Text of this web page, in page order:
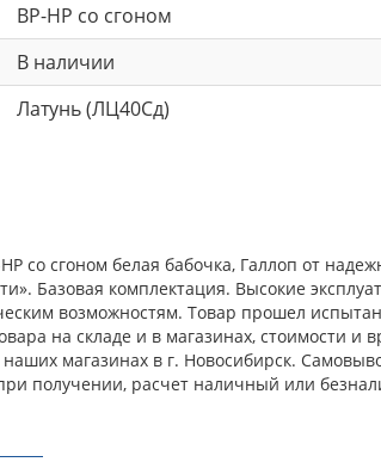
ВР-НР со сгоном
В наличии
Латунь (ЛЦ40Сд)
сгоном белая бабочка, Галлоп от
Базовая комплектация. Высокие
возможностям. Товар прошел
на складе и в магазинах, стоимости
магазинах в г. Новосибирск.
получении, расчет наличный или